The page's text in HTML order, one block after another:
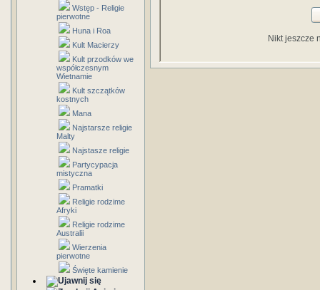
Wstęp - Religie
pierwotne
Huna i Roa
Kult Macierzy
Kult przodków we
współczesnym
Wietnamie
Kult szczątków
kostnych
Mana
Najstarsze religie
Malty
Najstasze religie
Partycypacja
mistyczna
Pramatki
Religie rodzime
Afryki
Religie rodzime
Australii
Wierzenia
pierwotne
Święte kamienie
Nikt jeszcze